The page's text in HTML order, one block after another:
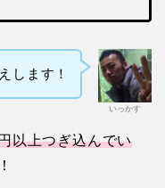
いっかす
します！
以上つぎ込んでい